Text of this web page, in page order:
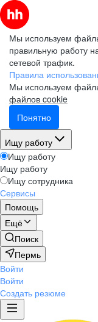
Мы используем
правильную работу
сетевой трафик.
Правила
Мы используем
файлов cookie
Понятно
Ищу работу
Ищу работу
Ищу работу
Ищу сотрудника
Сервисы
Помощь
Ещё
Поиск
Пермь
Войти
Войти
Создать резюме